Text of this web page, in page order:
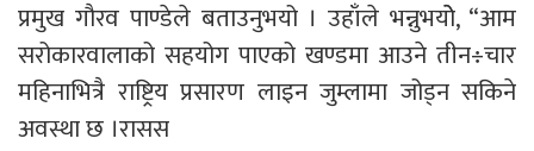
प्रमुख गौरव पाण्डेले बताउनुभयो । उहाँले भन्नुभयोे, “आम
सरोकारवालाको सहयोग पाएको खण्डमा आउने तीन÷चार
महिनाभित्रै राष्ट्रिय प्रसारण लाइन जुम्लामा जोड्न सकिने
अवस्था छ ।रासस